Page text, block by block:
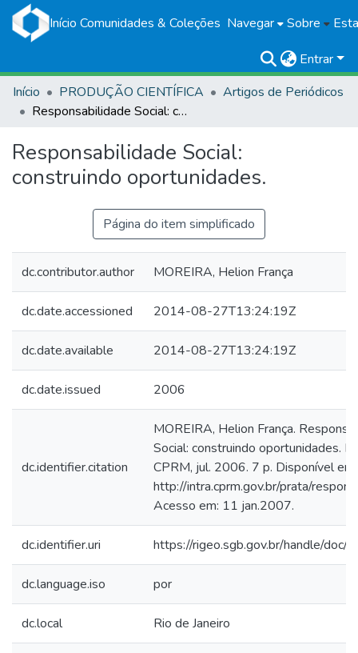
Início Comunidades & Coleções Navegar Sobre
Entrar
Início
PRODUÇÃO CIENTÍFICA
Artigos de Periódicos
Responsabilidade Social: construindo oportunidades.
Responsabilidade Social:
construindo oportunidades.
Página do item simplificado
dc.contributor.author MOREIRA, Helion França
dc.date.accessioned 2014-08-27T13:24:19Z
dc.date.available 2014-08-27T13:24:19Z
dc.date.issued 2006
dc.identifier.citation
MOREIRA, Helion França.
Social: construindo oportunidades.
CPRM, jul. 2006. 7 p. Disponível em:
http://intra.cprm.gov.br/prata/
Acesso em: 11 jan.2007.
dc.identifier.uri https://rigeo.sgb.gov.br/handle/doc/
dc.language.iso por
dc.local Rio de Janeiro